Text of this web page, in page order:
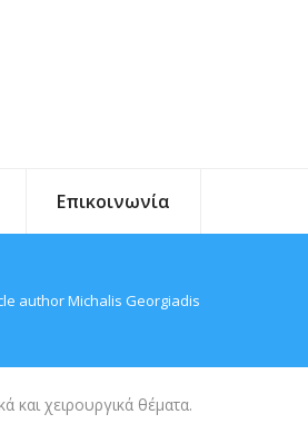
Επικοινωνία
author Michalis Georgiadis
και χειρουργικά θέματα.